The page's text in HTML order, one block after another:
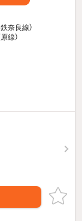
奈良線）
線）